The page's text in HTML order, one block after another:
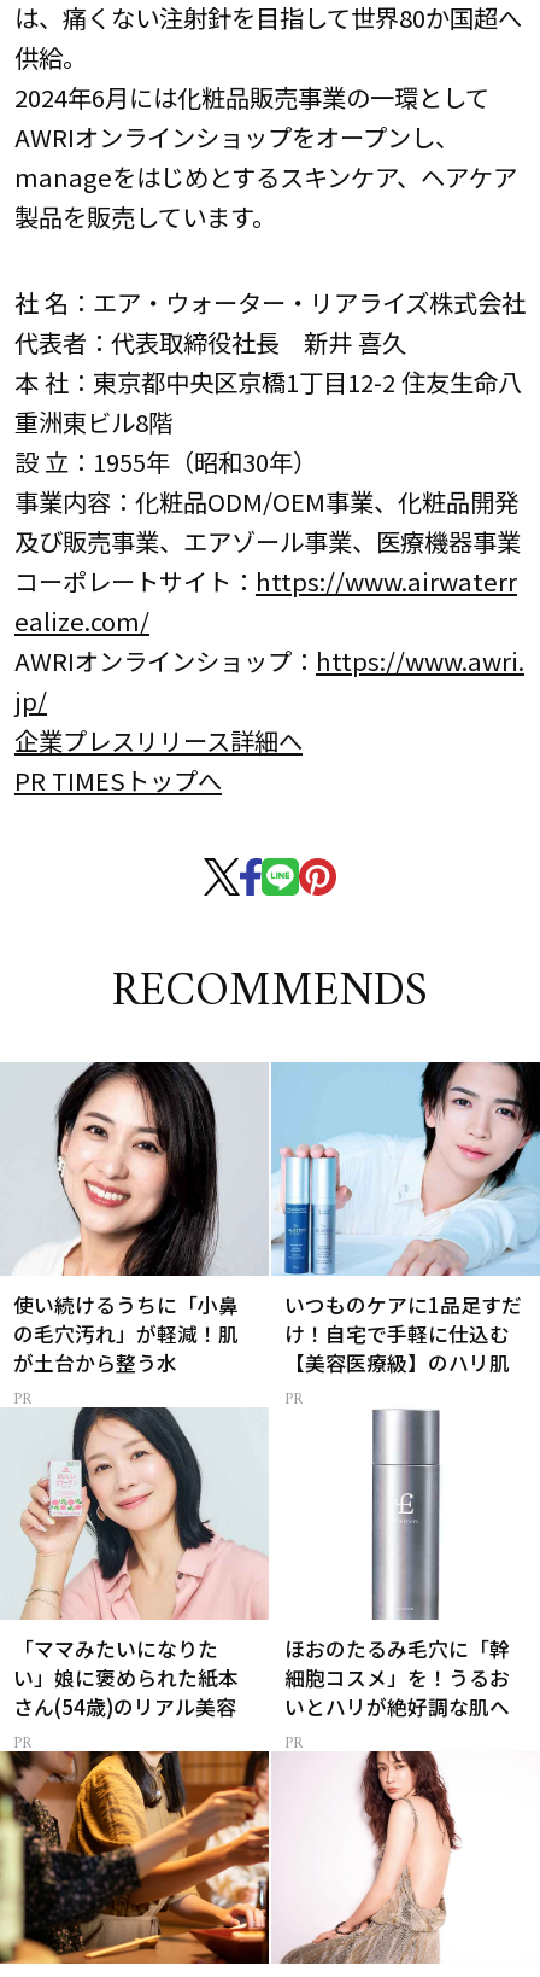
は、痛くない注射針を目指して世界80か国超へ
供給。
2024年6月には化粧品販売事業の一環として
AWRIオンラインショップをオープンし、
manageをはじめとするスキンケア、ヘアケア
製品を販売しています。
社 名：エア・ウォーター・リアライズ株式会社
代表者：代表取締役社長 新井 喜久
本 社：東京都中央区京橋1丁目12-2 住友生命八
重洲東ビル8階
設 立：1955年（昭和30年）
事業内容：化粧品ODM/OEM事業、化粧品開発
及び販売事業、エアゾール事業、医療機器事業
コーポレートサイト： https://www.airwaterr
ealize.com/
AWRIオンラインショップ： https://www.awri.
jp/
企業プレスリリース詳細へ
PR TIMESトップへ
RECOMMENDS
使い続けるうちに「小鼻
の毛穴汚れ」が軽減！肌
が土台から整う水
いつものケアに1品足すだ
け！自宅で手軽に仕込む
【美容医療級】のハリ肌
「ママみたいになりた
い」娘に褒められた紙本
さん(54歳)のリアル美容
ほおのたるみ毛穴に「幹
細胞コスメ」を！うるお
いとハリが絶好調な肌へ